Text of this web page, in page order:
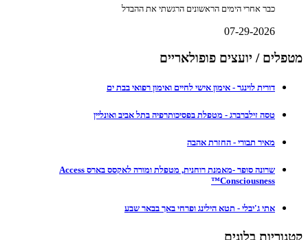
כבר אחרי הימים הראשונים הרגשתי את ההבדל
07-29-2026
מטפלים / יועצים פופולאריים
דורית לוינגר - אימון אישי לחיים ואימון רפואי בבת ים
טסה זילברברג - מטפלת בפסיכותרפיה בתל אביב ואונליין
מאיר תבורי - החזרת אהבה
שרונה סופר -מאמנת רוחנית, מטפלת ומורה לאקסס בארס Access
Consciousness™
אתי ג'יבלי - תטא הילינג ופרחי באך בבאר שבע
קטגוריות בלוגים